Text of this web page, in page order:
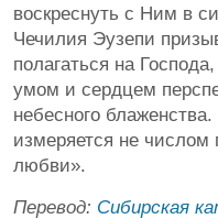
воскреснуть с Ним в
Чечилия Эузепи
полагаться на
умом и сердцем
небесного
измеряется не числом
любви».
Перевод: Сибирская